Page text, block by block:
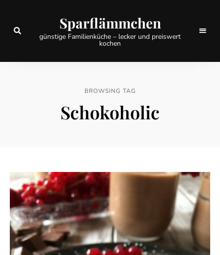
Sparflämmchen
günstige Familienküche – lecker und preiswert
kochen
BROWSING TAG
Schokoholic